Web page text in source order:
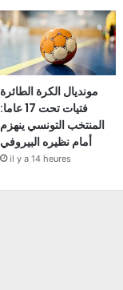
مونديال الكرة الطائرة
فتيات تحت 17 عاما:
المنتخب التونسي ينهزم
أمام نظيره البيروفي
il y a 14 heures